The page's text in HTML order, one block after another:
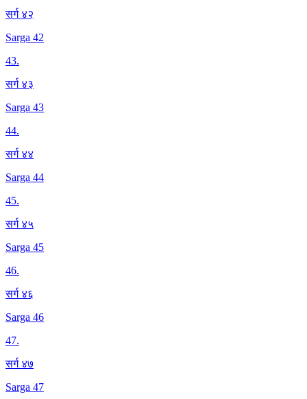
सर्ग ४२
Sarga 42
43.
सर्ग ४३
Sarga 43
44.
सर्ग ४४
Sarga 44
45.
सर्ग ४५
Sarga 45
46.
सर्ग ४६
Sarga 46
47.
सर्ग ४७
Sarga 47